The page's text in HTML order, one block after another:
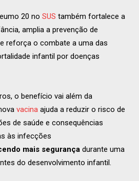
20 no SUS também fortalece a
amplia a prevenção de
reforça o combate a uma das
infantil por doenças
o benefício vai além da
vacina ajuda a reduzir o risco de
de saúde e consequências
às infecções
mais segurança durante uma
do desenvolvimento infantil.